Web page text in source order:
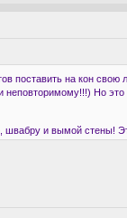
поставить на кон
Но
и вымой стены!